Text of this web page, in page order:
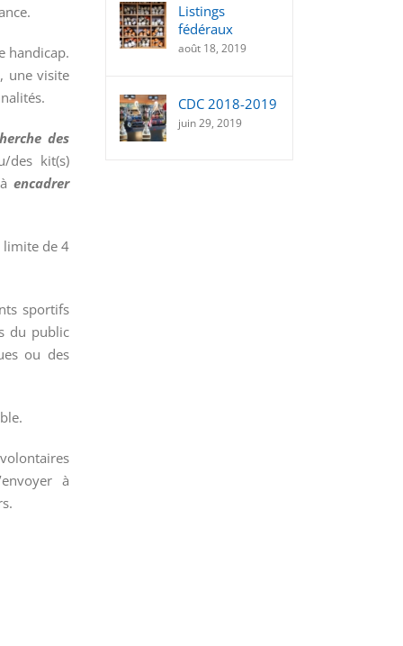
handicap.
une visite
des
des kit(s)
encadrer
limite de 4
sportifs
du public
ou des
à
Listings
fédéraux
août 18, 2019
CDC 2018-2019
juin 29, 2019